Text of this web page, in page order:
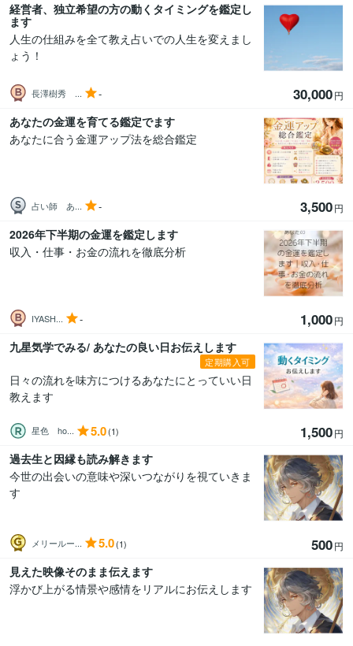
経営者、独立希望の方の動くタイミングを鑑定し
ます
人生の仕組みを全て教え占いでの人生を変えまし
ょう！
長澤樹秀 ... - 30,000円
あなたの金運を育てる鑑定でます
あなたに合う金運アップ法を総合鑑定
占い師 あ... - 3,500円
2026年下半期の金運を鑑定します
収入・仕事・お金の流れを徹底分析
IYASH... - 1,000円
九星気学でみる/ あなたの良い日お伝えします
定期購入可
日々の流れを味方につけるあなたにとっていい日
教えます
星色 ho... 5.0(1) 1,500円
過去生と因縁も読み解きます
今世の出会いの意味や深いつながりを視ていきま
す
メリールー... 5.0(1) 500円
見えた映像そのまま伝えます
浮かび上がる情景や感情をリアルにお伝えします